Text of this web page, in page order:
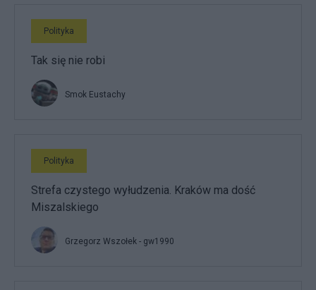
Polityka
Tak się nie robi
Smok Eustachy
Polityka
Strefa czystego wyłudzenia. Kraków ma dość
Miszalskiego
Grzegorz Wszołek - gw1990